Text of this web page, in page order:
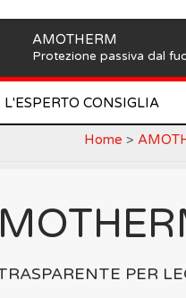
AMOTHERM
Protezione passiva dal
L'ESPERTO CONSIGLIA
Home >
PER